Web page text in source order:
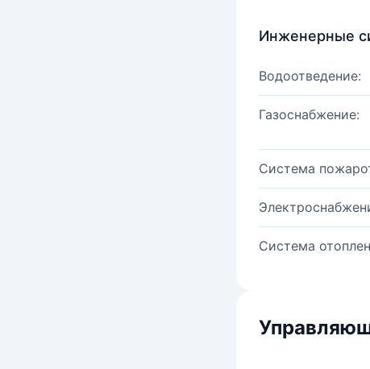
Инженерные
Водоотведение:
Газоснабжение:
Система
Система